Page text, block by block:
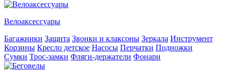
Велоаксессуары
Багажники Защита Звонки и клаксоны Зеркала Инструмент
Корзины Кресло детское Насосы Перчатки Подножки
Сумки Трос-замки Фляги-держатели Фонари